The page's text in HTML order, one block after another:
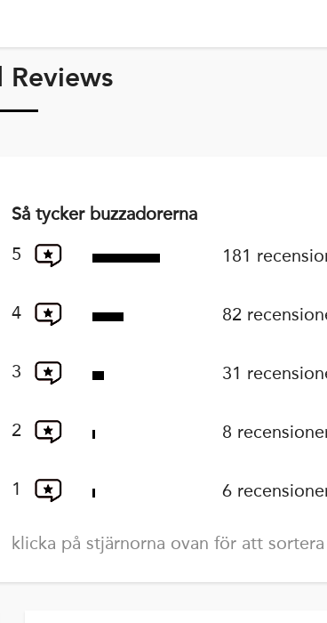
Reviews
Så tycker buzzadorerna
5
181
4 82
3 31
2 8
1 6
klicka på stjärnorna ovan för att